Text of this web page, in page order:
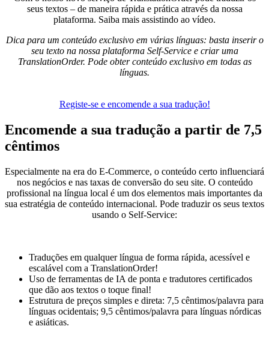
seus textos – de maneira rápida e prática através da nossa
plataforma. Saiba mais assistindo ao vídeo.
Dica para um conteúdo exclusivo em várias línguas: basta inserir o
seu texto na nossa plataforma Self-Service e criar uma
TranslationOrder. Pode obter conteúdo exclusivo em todas as
línguas.
Registe-se e encomende a sua tradução!
Encomende a sua tradução a partir de 7,5
cêntimos
Especialmente na era do E-Commerce, o conteúdo certo influenciará
nos negócios e nas taxas de conversão do seu site. O conteúdo
profissional na língua local é um dos elementos mais importantes da
sua estratégia de conteúdo internacional. Pode traduzir os seus textos
usando o Self-Service:
Traduções em qualquer língua de forma rápida, acessível e
escalável com a TranslationOrder!
Uso de ferramentas de IA de ponta e tradutores certificados
que dão aos textos o toque final!
Estrutura de preços simples e direta: 7,5 cêntimos/palavra para
línguas ocidentais; 9,5 cêntimos/palavra para línguas nórdicas
e asiáticas.